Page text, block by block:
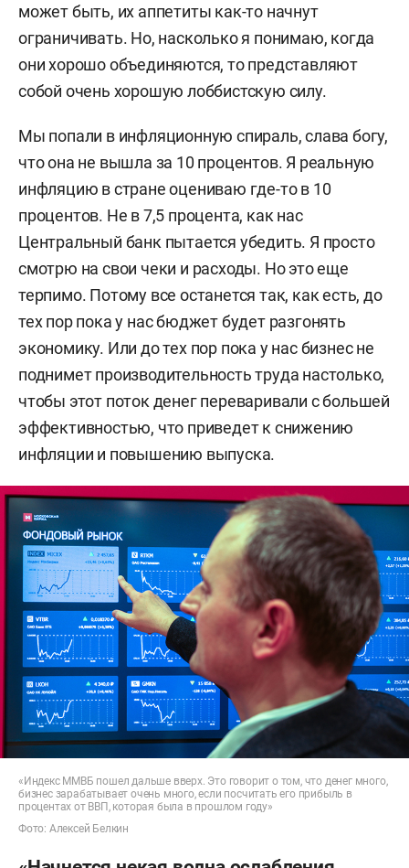
может быть, их аппетиты как-то начнут
ограничивать. Но, насколько я понимаю, когда
они хорошо объединяются, то представляют
собой очень хорошую лоббистскую силу.
Мы попали в инфляционную спираль, слава богу,
что она не вышла за 10 процентов. Я реальную
инфляцию в стране оцениваю где-то в 10
процентов. Не в 7,5 процента, как нас
Центральный банк пытается убедить. Я просто
смотрю на свои чеки и расходы. Но это еще
терпимо. Потому все останется так, как есть, до
тех пор пока у нас бюджет будет разгонять
экономику. Или до тех пор пока у нас бизнес не
поднимет производительность труда настолько,
чтобы этот поток денег переваривали с большей
эффективностью, что приведет к снижению
инфляции и повышению выпуска.
«Индекс ММВБ пошел дальше вверх. Это говорит о том, что денег много,
бизнес зарабатывает очень много, если посчитать его прибыль в
процентах от ВВП, которая была в прошлом году»
Фото: Алексей Белкин